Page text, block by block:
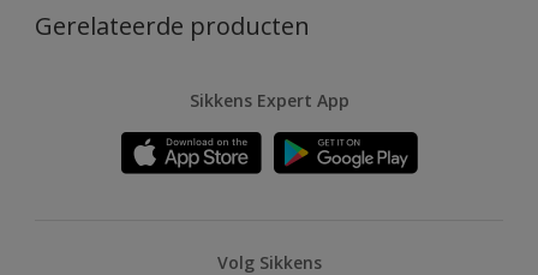
Gerelateerde producten
Sikkens Expert App
Volg Sikkens